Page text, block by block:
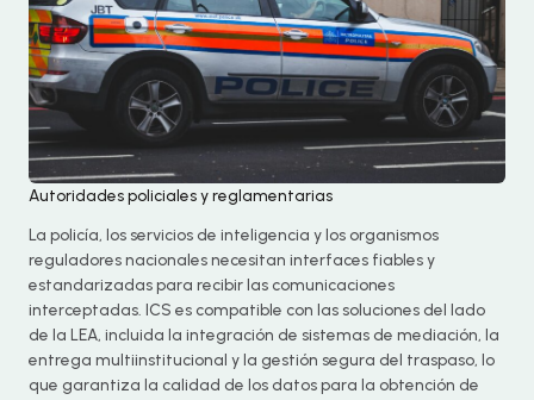
Autoridades policiales y reglamentarias
La policía, los servicios de inteligencia y los organismos
reguladores nacionales necesitan interfaces fiables y
estandarizadas para recibir las comunicaciones
interceptadas. ICS es compatible con las soluciones del lado
de la LEA, incluida la integración de sistemas de mediación, la
entrega multiinstitucional y la gestión segura del traspaso, lo
que garantiza la calidad de los datos para la obtención de